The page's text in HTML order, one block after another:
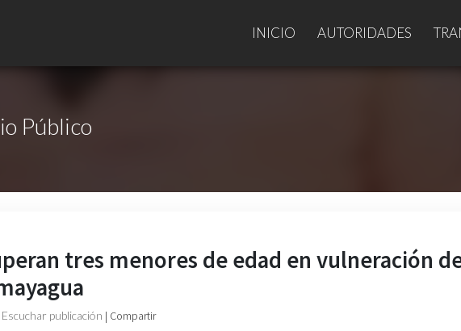
INICIO AUTORIDADES
Público
tres menores de edad en vulneración
Escuchar publicación | Compartir